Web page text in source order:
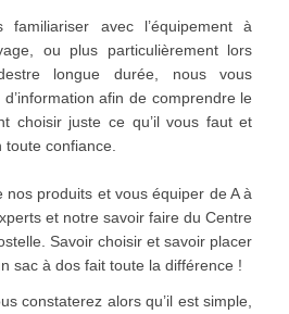
avec l’équipement à
ou plus particulièrement lors
longue durée, nous vous
afin de comprendre le
choisir juste ce qu’il vous faut et
confiance.
nos produits et vous équiper de A à
et notre savoir faire du Centre
Savoir choisir et savoir placer
sac à dos fait toute la différence !
constaterez alors qu’il est simple,